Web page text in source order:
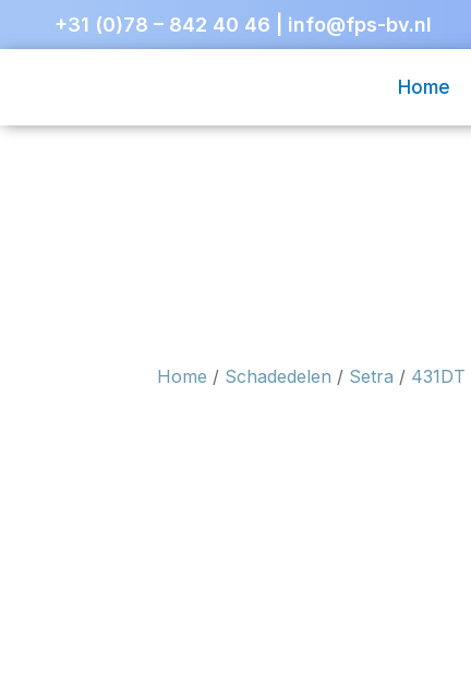
+31 (0)78 – 842 40 46 info@fps-bv.nl
Home
Home / Schadedelen / Setra / 431DT